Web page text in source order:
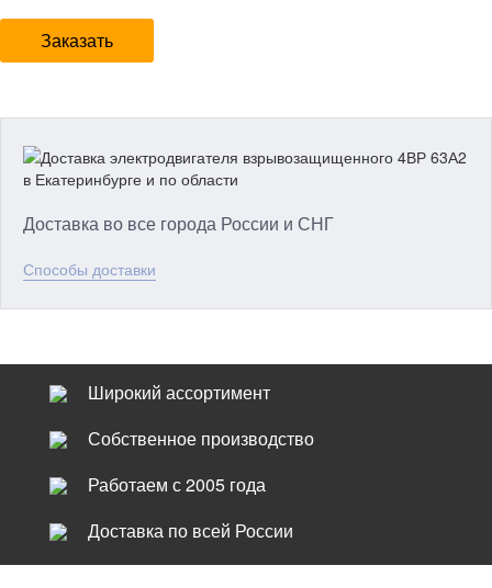
Заказать
Доставка во все города России и СНГ
Способы доставки
Широкий ассортимент
Собственное производство
Работаем с 2005 года
Доставка по всей России